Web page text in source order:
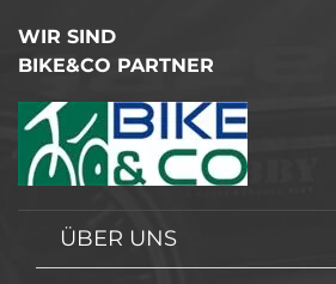
WIR SIND
BIKE&CO PARTNER
ÜBER UNS